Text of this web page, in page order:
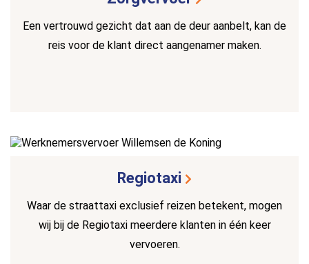
Een vertrouwd gezicht dat aan de deur aanbelt, kan de
reis voor de klant direct aangenamer maken.
Regiotaxi
Waar de straattaxi exclusief reizen betekent, mogen
wij bij de Regiotaxi meerdere klanten in één keer
vervoeren.